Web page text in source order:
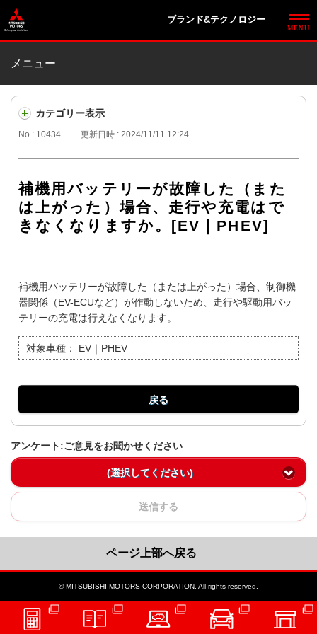
ブランド&テクノロジー
メニュー
カテゴリー表示
No : 10434 更新日時 : 2024/11/11 12:24
補機用バッテリーが故障した（また
は上がった）場合、走行や充電はで
きなくなりますか。[EV｜PHEV]
補機用バッテリーが故障した（または上がった）場合、制御機
器関係（EV-ECUなど）が作動しないため、走行や駆動用バッ
テリーの充電は行えなくなります。
対象車種： EV｜PHEV
戻る
アンケート:ご意見をお聞かせください
(選択してください)
送信する
ページ上部へ戻る
© MITSUBISHI MOTORS CORPORATION. All rights reserved.